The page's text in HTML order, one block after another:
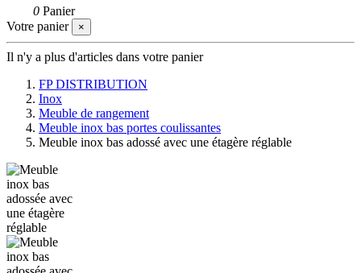
0 Panier
Votre panier
×
Il n'y a plus d'articles dans votre panier
FP DISTRIBUTION
Inox
Meuble de rangement
Meuble inox bas portes coulissantes
Meuble inox bas adossé avec une étagère réglable